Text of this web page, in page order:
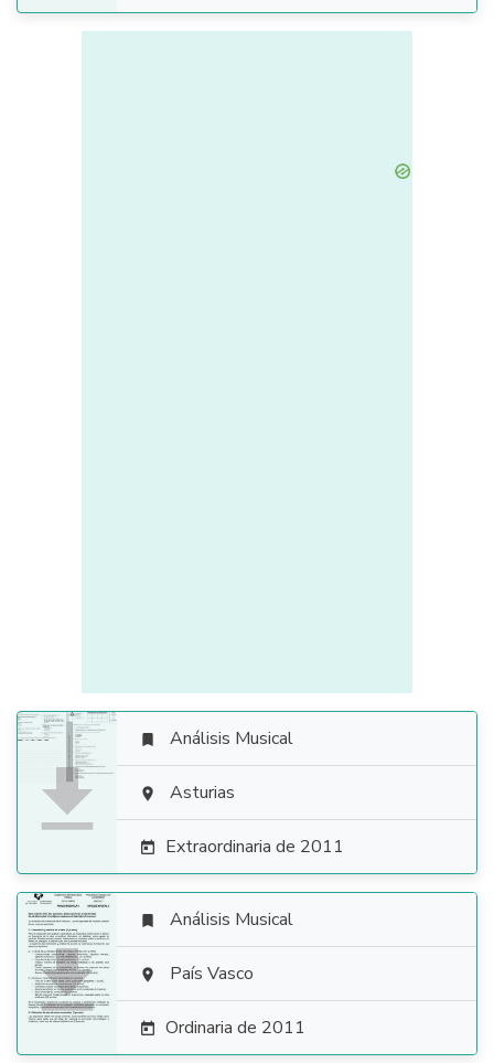

 Análisis Musical
 Asturias
 Extraordinaria de 2011

 Análisis Musical
 País Vasco
 Ordinaria de 2011